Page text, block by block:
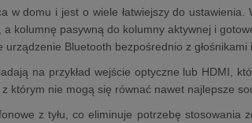
w domu i jest o wiele łatwiejszy do ustawienia.
kolumnę pasywną do kolumny aktywnej i
Bluetooth bezpośrednio z głośnikami
na przykład wejście optyczne lub HDMI,
którym nie mogą się równać nawet najlepsze
z tyłu, co eliminuje potrzebę stosowania